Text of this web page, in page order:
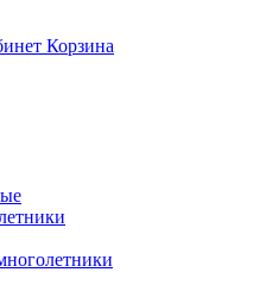
Корзина